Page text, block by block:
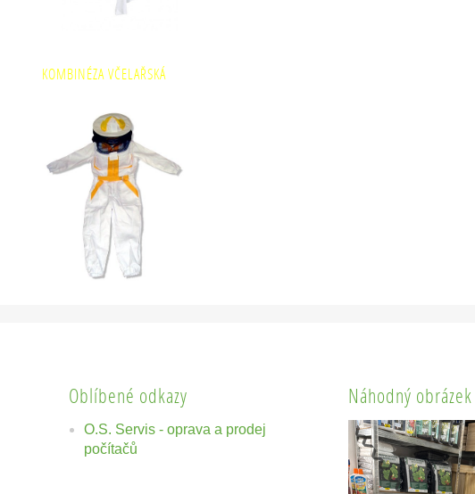
KOMBINÉZA VČELAŘSKÁ
Oblíbené odkazy
O.S. Servis - oprava a prodej
počítačů
Náhodný obrázek